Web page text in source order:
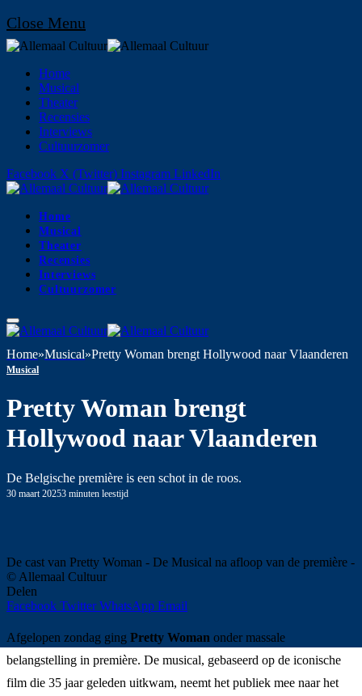
Close Menu
Home
Musical
Theater
Recensies
Interviews
Cultuurzomer
Facebook X (Twitter) Instagram LinkedIn
Home
Musical
Theater
Recensies
Interviews
Cultuurzomer
Home»Musical»Pretty Woman brengt Hollywood naar Vlaanderen
Musical
Pretty Woman brengt
Hollywood naar Vlaanderen
De Belgische première is een schot in de roos.
30 maart 20253 minuten leestijd
De cast van Pretty Woman - De Musical na afloop van de première -
© Allemaal Cultuur
Delen
Facebook Twitter WhatsApp Email
Afgelopen zondag ging Pretty Woman onder massale
belangstelling in première. De musical, gebaseerd op de iconische
film die 35 jaar geleden uitkwam, neemt het publiek mee naar het